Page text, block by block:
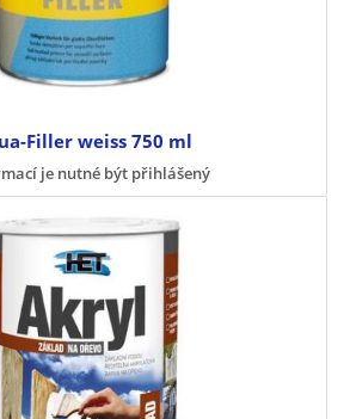
Filler weiss 750 ml
je nutné být přihlášený